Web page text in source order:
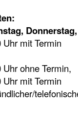
mit Termin
Uhr ohne Termin,
Uhr mit Termin